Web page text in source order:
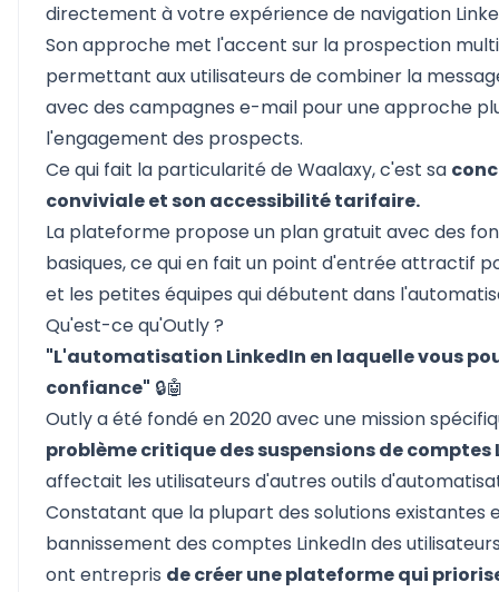
directement à votre expérience de navigation
Son approche met l'accent sur la prospection
permettant aux utilisateurs de combiner la
avec des campagnes e-mail pour une approche
l'engagement des prospects.
Ce qui fait la particularité de Waalaxy, c'est sa
conviviale et son accessibilité tarifaire.
La plateforme propose un plan gratuit avec des
basiques, ce qui en fait un point d'entrée attractif
et les petites équipes qui débutent dans
Qu'est-ce qu'Outly ?
"L'automatisation LinkedIn en laquelle vous
confiance" 🔒🤖
Outly a été fondé en 2020 avec une mission
problème critique des suspensions de comptes
affectait les utilisateurs d'autres outils
Constatant que la plupart des solutions existantes
bannissement des comptes LinkedIn des
ont entrepris de créer une plateforme qui